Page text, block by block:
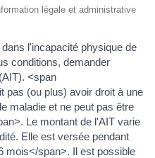
légale et administrative
l'incapacité physique de
conditions, demander
<span
pas (ou plus) avoir droit à une
maladie et ne peut pas être
Le montant de l'AIT varie
Elle est versée pendant
mois</span>. Il est possible